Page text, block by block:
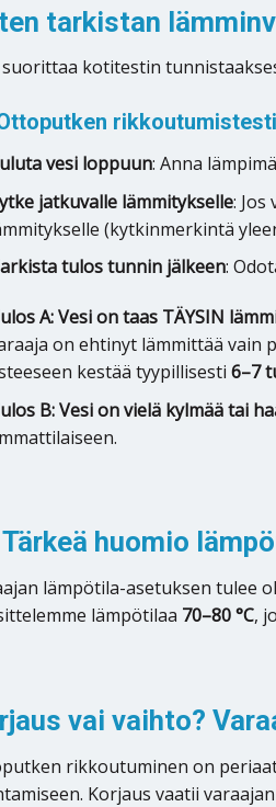
tarkistan
kotitestin
vesi loppuun: Anna
jatkuvalle lämmitykselle:
(kytkinmerkintä
tulos tunnin jälkeen:
A: Vesi on taas TÄYSIN
on ehtinyt lämmittää vain
kestää tyypillisesti 6–7
B: Vesi on vielä kylmää tai
Tärkeä huomio
lämpötila-asetuksen tulee
lämpötilaa 70–80 °C,
vai vaihto?
rikkoutuminen on
Korjaus vaatii